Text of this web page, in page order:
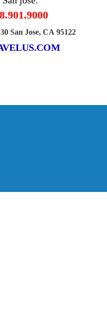
San Jose, CA 95122